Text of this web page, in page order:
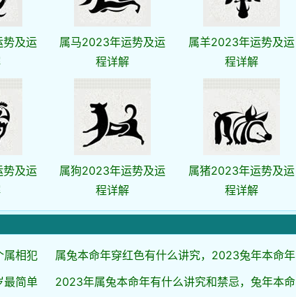
及运
属马2023年运势及运
程详解
属羊2023年运势及运
程详解
及运
属狗2023年运势及运
程详解
属猪2023年运势及运
程详解
属相犯
属兔本命年穿红色有什么讲究，2023兔年本命年
最简单
2023年属兔本命年有什么讲究和禁忌，兔年本命